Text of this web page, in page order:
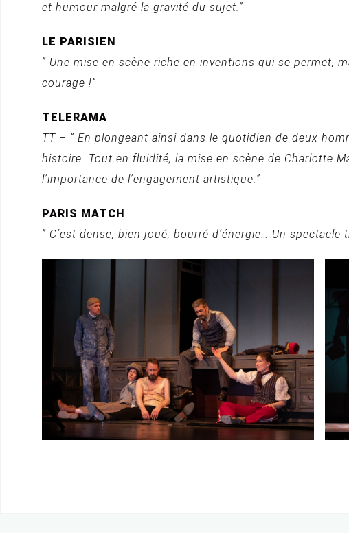
et humour malgré la gravité du sujet.”
LE PARISIEN
” Une mise en scène riche en inventions qui se permet,
courage !”
TELERAMA
TT – ” En plongeant ainsi dans le quotidien de deux
histoire. Tout en fluidité, la mise en scène de Charlotte
l’importance de l’engagement artistique.”
PARIS MATCH
” C’est dense, bien joué, bourré d’énergie… Un